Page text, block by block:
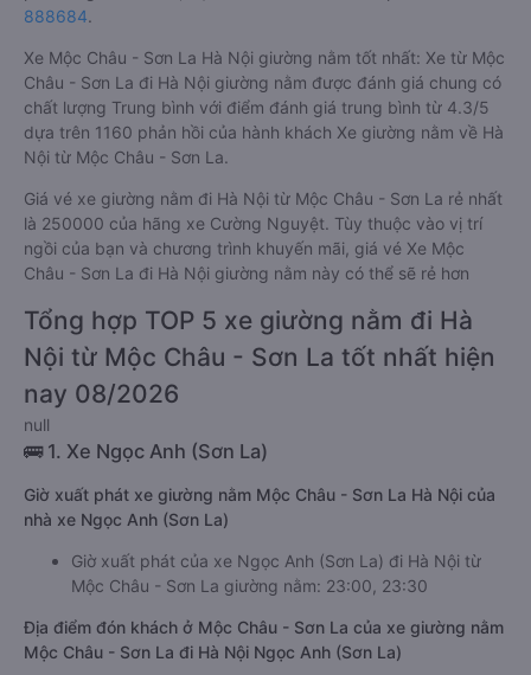
888684.
Xe Mộc Châu - Sơn La Hà Nội giường nằm tốt nhất: Xe từ Mộc
Châu - Sơn La đi Hà Nội giường nằm được đánh giá chung có
chất lượng Trung bình với điểm đánh giá trung bình từ 4.3/5
dựa trên 1160 phản hồi của hành khách Xe giường nằm về Hà
Nội từ Mộc Châu - Sơn La.
Giá vé xe giường nằm đi Hà Nội từ Mộc Châu - Sơn La rẻ nhất
là 250000 của hãng xe Cường Nguyệt. Tùy thuộc vào vị trí
ngồi của bạn và chương trình khuyến mãi, giá vé Xe Mộc
Châu - Sơn La đi Hà Nội giường nằm này có thể sẽ rẻ hơn
Tổng hợp TOP 5 xe giường nằm đi Hà
Nội từ Mộc Châu - Sơn La tốt nhất hiện
nay 08/2026
null
🚌 1. Xe Ngọc Anh (Sơn La)
Giờ xuất phát xe giường nằm Mộc Châu - Sơn La Hà Nội của
nhà xe Ngọc Anh (Sơn La)
Giờ xuất phát của xe Ngọc Anh (Sơn La) đi Hà Nội từ
Mộc Châu - Sơn La giường nằm: 23:00, 23:30
Địa điểm đón khách ở Mộc Châu - Sơn La của xe giường nằm
Mộc Châu - Sơn La đi Hà Nội Ngọc Anh (Sơn La)